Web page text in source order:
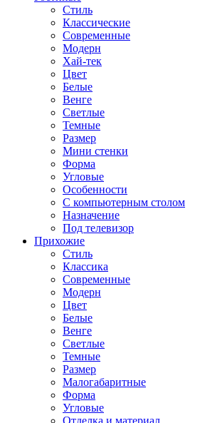
Стиль
Классические
Современные
Модерн
Хай-тек
Цвет
Белые
Венге
Светлые
Темные
Размер
Мини стенки
Форма
Угловые
Особенности
С компьютерным столом
Назначение
Под телевизор
Прихожие
Стиль
Классика
Современные
Модерн
Цвет
Белые
Венге
Светлые
Темные
Размер
Малогабаритные
Форма
Угловые
Отделка и материал